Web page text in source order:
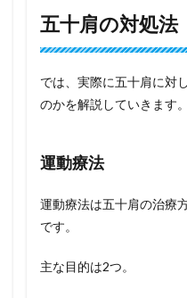
五十肩の対処法
では、実際に五十肩に対
のかを解説していきます。
運動療法
運動療法は五十肩の治療
です。
主な目的は2つ。